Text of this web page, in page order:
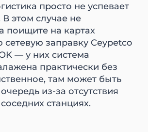
просто не успевает
этом случае не
поищите на картах
заправку Ceypetco
— у них система
практически без
там может быть
из-за отсутствия
станциях.